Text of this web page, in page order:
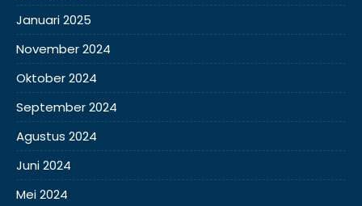
Januari 2025
November 2024
Oktober 2024
September 2024
Agustus 2024
Juni 2024
Mei 2024